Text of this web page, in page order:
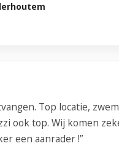
Top locatie,
ook top. Wij komen
een aanrader !”